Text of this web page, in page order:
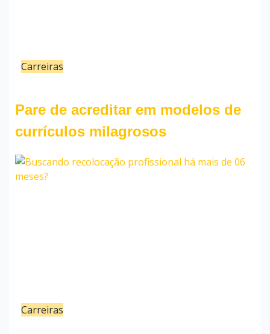
Carreiras
Pare de acreditar em modelos de
currículos milagrosos
Carreiras